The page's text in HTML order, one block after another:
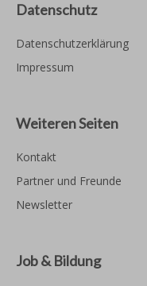
Datenschutz
Datenschutzerklärung
Impressum
Weiteren Seiten
Kontakt
Partner und Freunde
Newsletter
Job & Bildung